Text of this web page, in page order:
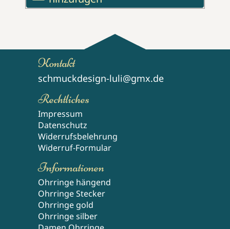
Kontakt
schmuckdesign-luli@gmx.de
Rechtliches
Impressum
Datenschutz
Widerrufsbelehrung
Widerruf-Formular
Informationen
Ohrringe hängend
Ohrringe Stecker
Ohrringe gold
Ohrringe silber